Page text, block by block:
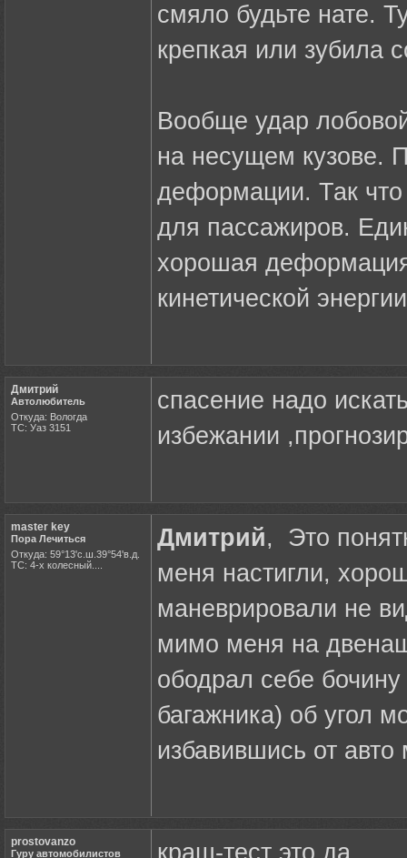
смяло будьте нате.
крепкая или зубила
Вообще удар
на несущем кузове.
деформации. Так что
для пассажиров.
хорошая
кинетической
Дмитрий
Автолюбитель
Откуда: Вологда
ТС: Уаз 3151
спасение надо
избежании
master key
Пора Лечиться
Откуда: 59°13'с.ш.39°54'в.д.
ТС: 4-х колесный....
Дмитрий, Это
меня настигли,
маневрировали не
мимо меня на
ободрал себе
багажника) об угол
избавившись от авто
prostovanzo
Гуру автомобилистов